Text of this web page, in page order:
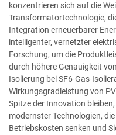
konzentrieren sich auf die
Transformatortechnologie,
Integration erneuerbarer
intelligenter, vernetzter
Forschung, um die
durch höhere Genauigkeit
Isolierung bei SF6-Gas-
Wirkungsgradleistung von
Spitze der Innovation
modernster Technologien,
Betriebskosten senken und